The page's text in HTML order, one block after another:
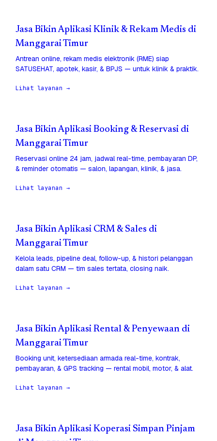
Jasa Bikin Aplikasi Klinik & Rekam Medis di
Manggarai Timur
Antrean online, rekam medis elektronik (RME) siap
SATUSEHAT, apotek, kasir, & BPJS — untuk klinik & praktik.
Lihat layanan →
Jasa Bikin Aplikasi Booking & Reservasi di
Manggarai Timur
Reservasi online 24 jam, jadwal real-time, pembayaran DP,
& reminder otomatis — salon, lapangan, klinik, & jasa.
Lihat layanan →
Jasa Bikin Aplikasi CRM & Sales di
Manggarai Timur
Kelola leads, pipeline deal, follow-up, & histori pelanggan
dalam satu CRM — tim sales tertata, closing naik.
Lihat layanan →
Jasa Bikin Aplikasi Rental & Penyewaan di
Manggarai Timur
Booking unit, ketersediaan armada real-time, kontrak,
pembayaran, & GPS tracking — rental mobil, motor, & alat.
Lihat layanan →
Jasa Bikin Aplikasi Koperasi Simpan Pinjam